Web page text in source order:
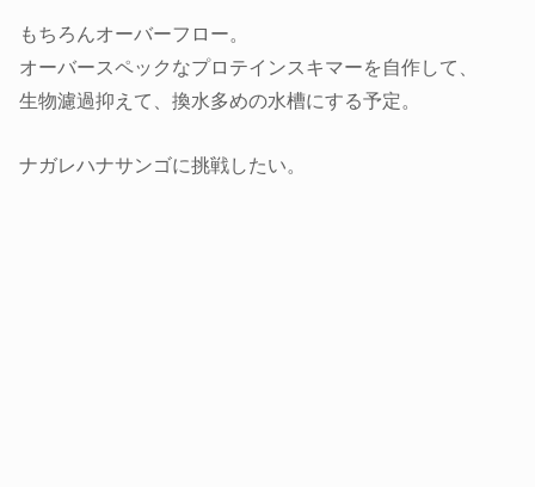
もちろんオーバーフロー。
オーバースペックなプロテインスキマーを自作して、
生物濾過抑えて、換水多めの水槽にする予定。
ナガレハナサンゴに挑戦したい。